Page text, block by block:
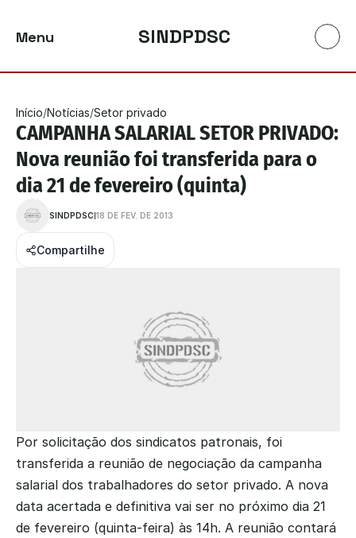
Menu SINDPDSC
Início/Notícias/Setor privado
CAMPANHA SALARIAL SETOR PRIVADO:
Nova reunião foi transferida para o
dia 21 de fevereiro (quinta)
SINDPDSC 18 DE FEV. DE 2013
Compartilhe
Por solicitação dos sindicatos patronais, foi
transferida a reunião de negociação da campanha
salarial dos trabalhadores do setor privado. A nova
data acertada e definitiva vai ser no próximo dia 21
de fevereiro (quinta-feira) às 14h. A reunião contará